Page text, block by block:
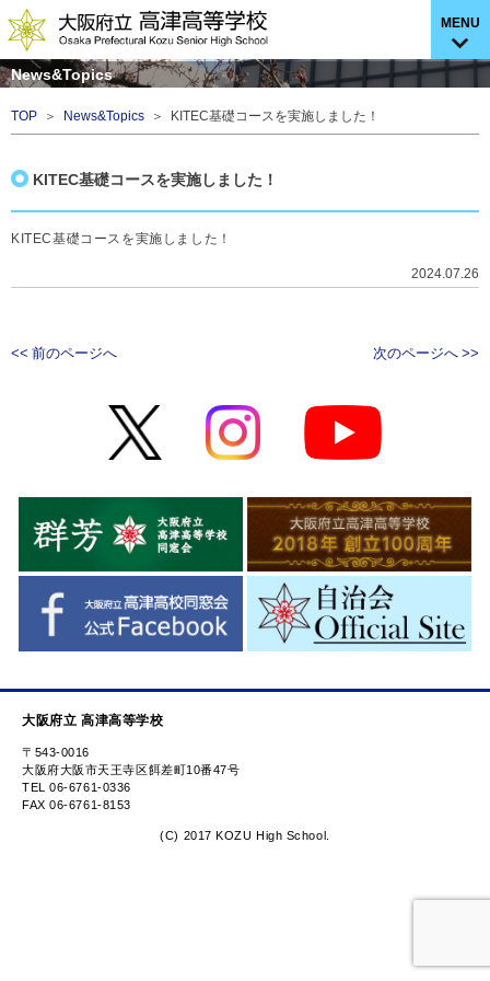
MENU
News&Topics
TOP ＞ News&Topics ＞ KITEC基礎コースを実施しました！
KITEC基礎コースを実施しました！
KITEC基礎コースを実施しました！
2024.07.26
<< 前のページへ 次のページへ >>
大阪府立 高津高等学校
〒543-0016
大阪府大阪市天王寺区餌差町10番47号
TEL 06-6761-0336
FAX 06-6761-8153
(C) 2017 KOZU High School.